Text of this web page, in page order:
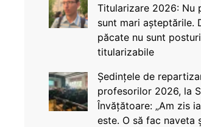
Titularizare 2026: Nu
sunt mari așteptările.
păcate nu sunt posturi
titularizabile
Ședințele de
profesorilor 2026, la
Învățătoare: „Am zis
este. O să fac naveta